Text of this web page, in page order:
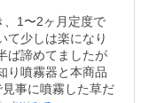
、1〜2ヶ月定度で
て少しは楽になり
ば諦めてましたが
り噴霧器と本商品
事に噴霧した草だ